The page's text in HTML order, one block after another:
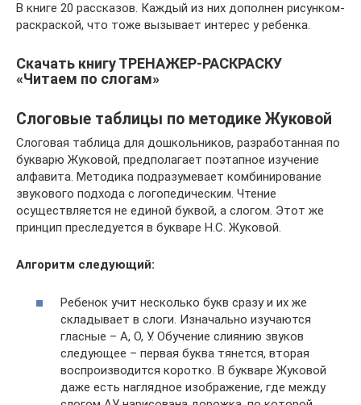
В книге 20 рассказов. Каждый из них дополнен рисунком-
раскраской, что тоже вызывает интерес у ребенка.
Скачать книгу ТРЕНАЖЕР-РАСКРАСКУ
«Читаем по слогам»
Слоговые таблицы по методике Жуковой
Слоговая таблица для дошкольников, разработанная по
букварю Жуковой, предполагает поэтапное изучение
алфавита. Методика подразумевает комбинирование
звукового подхода с логопедическим. Чтение
осуществляется не единой буквой, а слогом. Этот же
принцип преследуется в букваре Н.С. Жуковой.
Алгоритм следующий:
Ребенок учит несколько букв сразу и их же
складывает в слоги. Изначально изучаются
гласные – А, О, У. Обучение слиянию звуков
следующее – первая буква тянется, вторая
воспроизводится коротко. В букваре Жуковой
даже есть наглядное изображение, где между